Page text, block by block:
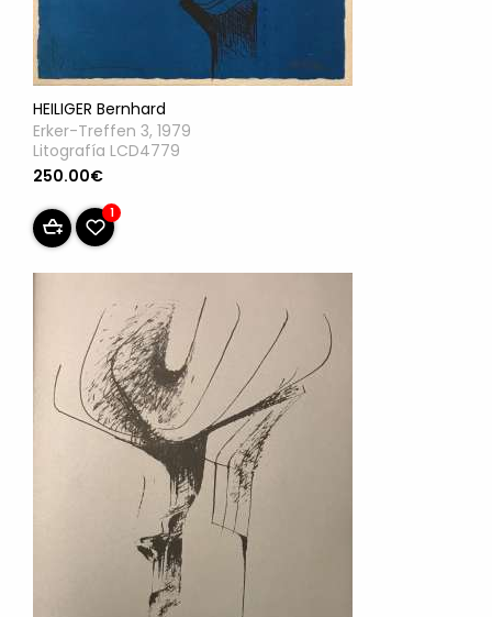
HEILIGER Bernhard
Erker-Treffen 3, 1979
Litografía LCD4779
250.00€
1